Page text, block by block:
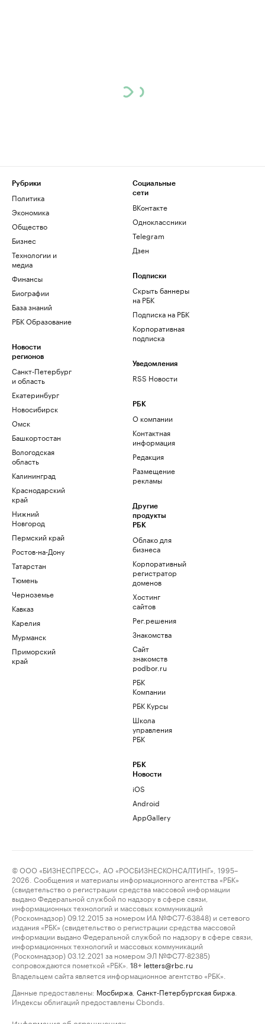
Рубрики
Политика
Экономика
Общество
Бизнес
Технологии и
медиа
Финансы
Биографии
База знаний
РБК Образование
Новости
регионов
Санкт-Петербург
и область
Екатеринбург
Новосибирск
Омск
Башкортостан
Вологодская
область
Калининград
Краснодарский
край
Нижний
Новгород
Пермский край
Ростов-на-Дону
Татарстан
Тюмень
Черноземье
Кавказ
Карелия
Мурманск
Приморский
край
Социальные
сети
ВКонтакте
Одноклассники
Telegram
Дзен
Подписки
Скрыть баннеры
на РБК
Подписка на РБК
Корпоративная
подписка
Уведомления
RSS Новости
РБК
О компании
Контактная
информация
Редакция
Размещение
рекламы
Другие
продукты
РБК
Облако для
бизнеса
Корпоративный
регистратор
доменов
Хостинг
сайтов
Рег.решения
Знакомства
Сайт
знакомств
podbor.ru
РБК
Компании
РБК Курсы
Школа
управления
РБК
РБК
Новости
iOS
Android
AppGallery
© ООО «БИЗНЕСПРЕСС», АО «РОСБИЗНЕСКОНСАЛТИНГ», 1995–
2026. Сообщения и материалы информационного агентства «РБК»
(свидетельство о регистрации средства массовой информации
выдано Федеральной службой по надзору в сфере связи,
информационных технологий и массовых коммуникаций
(Роскомнадзор) 09.12.2015 за номером ИА №ФС77-63848) и сетевого
издания «РБК» (свидетельство о регистрации средства массовой
информации выдано Федеральной службой по надзору в сфере связи,
информационных технологий и массовых коммуникаций
(Роскомнадзор) 03.12.2021 за номером ЭЛ №ФС77-82385)
сопровождаются пометкой «РБК».
18+ letters@rbc.ru
Владельцем сайта является информационное агентство «РБК».
Данные предоставлены: Мосбиржа Санкт-Петербургская биржа
Индексы облигаций предоставлены Cbonds.